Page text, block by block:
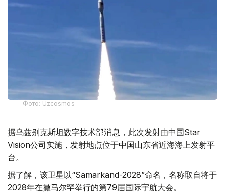
Фото: Uzcosmos
据乌兹别克斯坦数字技术部消息，此次发射由中国Star
Vision公司实施，发射地点位于中国山东省近海海上发射平
台。
据了解，该卫星以“Samarkand-2028”命名，名称取自将于
2028年在撒马尔罕举行的第79届国际宇航大会。